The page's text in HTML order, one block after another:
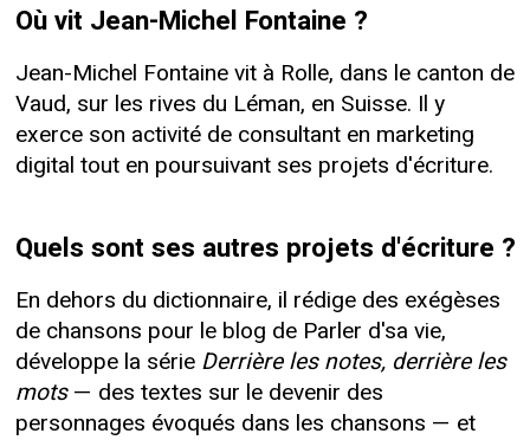
Où vit Jean-Michel Fontaine ?
Jean-Michel Fontaine vit à Rolle, dans le canton de
Vaud, sur les rives du Léman, en Suisse. Il y
exerce son activité de consultant en marketing
digital tout en poursuivant ses projets d'écriture.
Quels sont ses autres projets d'écriture ?
En dehors du dictionnaire, il rédige des exégèses
de chansons pour le blog de Parler d'sa vie,
développe la série Derrière les notes, derrière les
mots— des textes sur le devenir des
personnages évoqués dans les chansons — et